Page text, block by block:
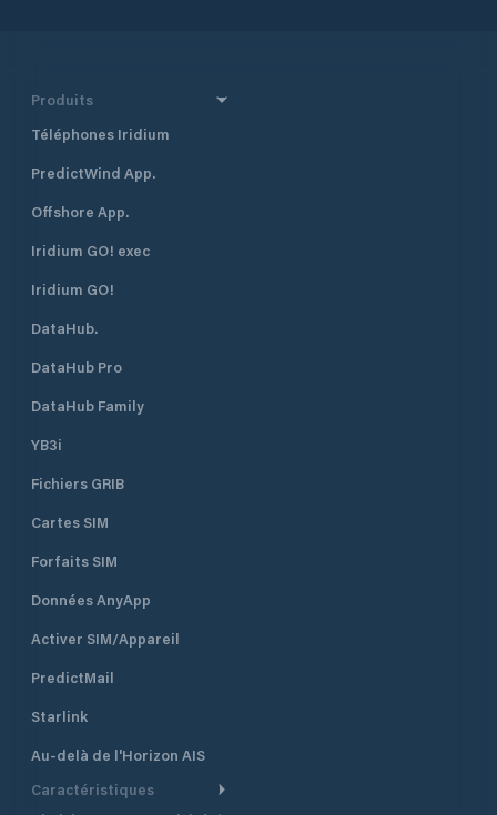
Produits
Téléphones Iridium
PredictWind App.
Offshore App.
Iridium GO! exec
Iridium GO!
DataHub.
DataHub Pro
DataHub Family
YB3i
Fichiers GRIB
Cartes SIM
Forfaits SIM
Données AnyApp
Activer SIM/Appareil
PredictMail
Starlink
Au-delà de l'Horizon AIS
Caractéristiques